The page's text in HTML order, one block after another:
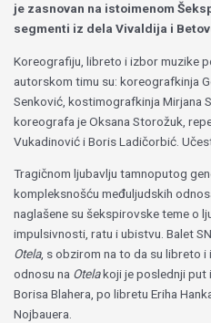
je zasnovan na istoimenom
segmenti iz dela Vivaldija i
Koreografiju, libreto i izbor muzike
autorskom timu su: koreografkinja
Senković, kostimografkinja Mirjana
koreografa je Oksana Storožuk,
Vukadinović i Boris Ladičorbić.
Tragičnom ljubavlju tamnoputog
kompleksnošću međuljudskih
naglašene su šekspirovske teme o
impulsivnosti, ratu i ubistvu. Balet
Otela, s obzirom na to da su libreto
odnosu na Otelakoji je poslednji put
Borisa Blahera, po libretu Eriha
Nojbauera.